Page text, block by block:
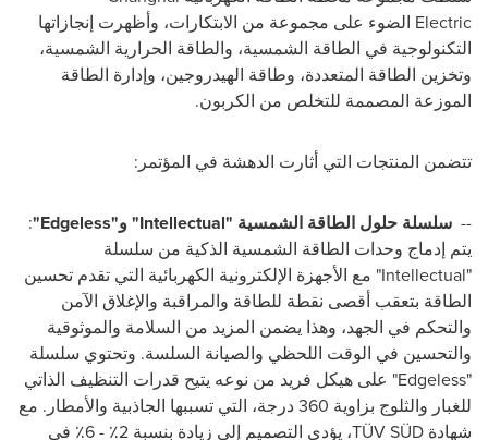
Electric الضوء على مجموعة من الابتكارات، وأظهرت إنجازاتها
التكنولوجية في الطاقة الشمسية، والطاقة الحرارية الشمسية،
وتخزين الطاقة المتعددة، وطاقة الهيدروجين، وإدارة الطاقة
الموزعة المصممة للتخلص من الكربون.
تتضمن المنتجات التي أثارت الدهشة في المؤتمر:
-- سلسلة حلول الطاقة الشمسية "Intellectual" و"Edgeless
"
:
يتم إدماج وحدات الطاقة الشمسية الذكية من سلسلة
"
Intellectual" مع الأجهزة الإلكترونية الكهربائية التي تقدم تحسين
الطاقة بتعقب أقصى نقطة للطاقة والمراقبة والإغلاق الآمن
والتحكم في الجهد، وهذا يضمن المزيد من السلامة والموثوقية
والتحسين في الوقت اللحظي والصيانة السلسة. وتحتوي سلسلة
"
Edgeless" على هيكل فريد من نوعه يتيح قدرات التنظيف الذاتي
للغبار والثلوج بزاوية 360 درجة، التي تسببها الجاذبية والأمطار. مع
شهادة TÜV SÜD ، يؤدي التصميم إلى زيادة بنسبة 2٪ - 6٪ في